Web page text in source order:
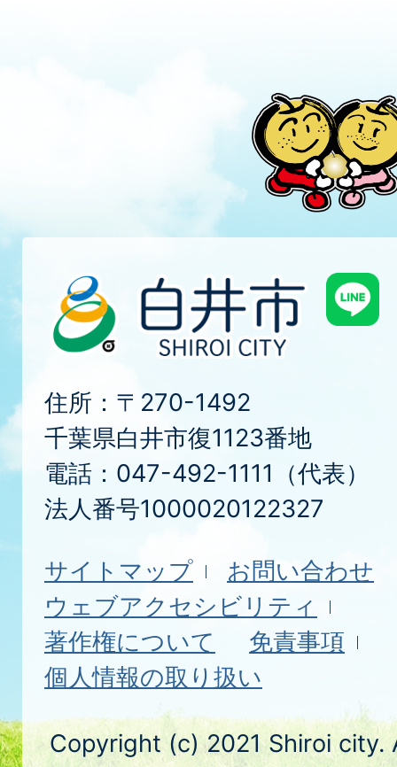
住所：〒270-1492
千葉県白井市復1123番地
電話：047-492-1111（代表）
法人番号1000020122327
サイトマップ
お問い合わせ
ウェブアクセシビリティ
著作権について
免責事項
個人情報の取り扱い
Copyright (c) 2021 Shiroi city.